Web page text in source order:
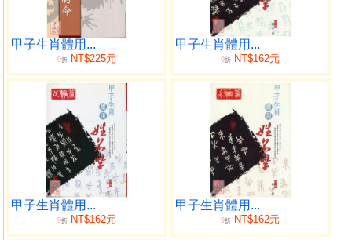
天地人論斷訊息解析
文字拆解範例
文字與生肖之互動關係範例
取名通則
體用關係之運用概論
姓名流年（流月）之論斷
十二生肖與姓名之吉凶概論
子（鼠）年出生之姓名吉凶概論
子（鼠）生剋
子（鼠）生肖五行生剋之六種型態
子（鼠）喜忌
子（鼠）生人生月吉凶
甲子生肖體用...
9折NT$225元
甲子生肖體用...
9折 NT$162元
甲子生肖體用...
9折NT$162元
甲子生肖體用...
9折 NT$162元